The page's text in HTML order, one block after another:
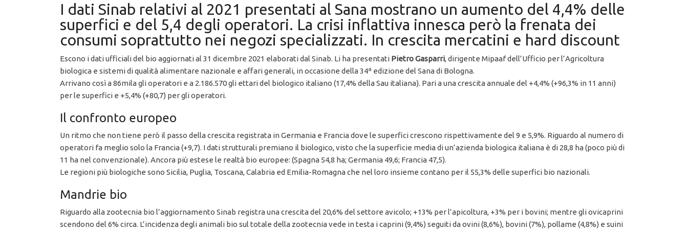
I dati Sinab relativi al 2021 presentati al Sana mostrano un aumento del 4,4% delle
superfici e del 5,4 degli operatori. La crisi inflattiva innesca però la frenata dei
consumi soprattutto nei negozi specializzati. In crescita mercatini e hard discount
Escono i dati ufficiali del bio aggiornati al 31 dicembre 2021 elaborati dal Sinab. Li ha presentati Pietro Gasparri, dirigente Mipaaf dell’Ufficio per l’Agricoltura
biologica e sistemi di qualità alimentare nazionale e affari generali, in occasione della 34a edizione del Sana di Bologna.
Arrivano così a 86mila gli operatori e a 2.186.570 gli ettari del biologico italiano (17,4% della Sau italiana). Pari a una crescita annuale del +4,4% (+96,3% in 11 anni)
per le superfici e +5,4% (+80,7) per gli operatori.
Il confronto europeo
Un ritmo che non tiene però il passo della crescita registrata in Germania e Francia dove le superfici crescono rispettivamente del 9 e 5,9%. Riguardo al numero di
operatori fa meglio solo la Francia (+9,7). I dati strutturali premiano il biologico, visto che la superficie media di un’azienda biologica italiana è di 28,8 ha (poco più di
11 ha nel convenzionale). Ancora più estese le realtà bio europee: (Spagna 54,8 ha; Germania 49,6; Francia 47,5).
Le regioni più biologiche sono Sicilia, Puglia, Toscana, Calabria ed Emilia-Romagna che nel loro insieme contano per il 55,3% delle superfici bio nazionali.
Mandrie bio
Riguardo alla zootecnia bio l’aggiornamento Sinab registra una crescita del 20,6% del settore avicolo; +13% per l’apicoltura, +3% per i bovini; mentre gli ovicaprini
scendono del 6% circa. L’incidenza degli animali bio sul totale della zootecnia vede in testa i caprini (9,4%) seguiti da ovini (8,6%), bovini (7%), pollame (4,8%) e suini